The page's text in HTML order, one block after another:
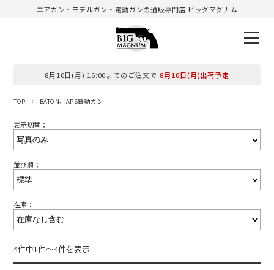
エアガン・モデルガン・電動ガンの通販専門店 ビッグマグナム
8月10日(月) 16:00までのご注文で 8月10日(月)出荷予定
TOP BATON、APS電動ガン
表示切替：
並び順：
在庫：
4件中1件～4件を表示